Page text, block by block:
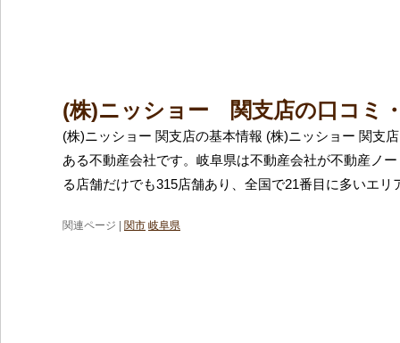
(株)ニッショー 関支店の口コミ
(株)ニッショー 関支店の基本情報 (株)ニッショー 関支
ある不動産会社です。岐阜県は不動産会社が不動産ノ
る店舗だけでも315店舗あり、全国で21番目に多いエリ
関連ページ | 関市 岐阜県